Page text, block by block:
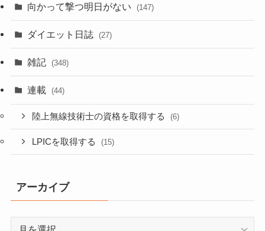
向かって撃つ明日がない (147)
ダイエット日誌 (27)
雑記 (348)
連載 (44)
陸上無線技術士の資格を取得する (6)
LPICを取得する (15)
アーカイブ